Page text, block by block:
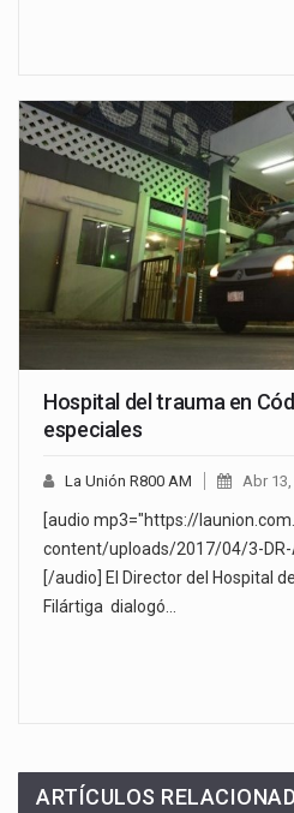
Hospital del trauma en
especiales
La Unión R800 AM Abr
[audio mp3="https://
content/uploads/2017/04/3-DR-
[/audio] El Director del Hospital
Filártiga dialogó…
ARTÍCULOS